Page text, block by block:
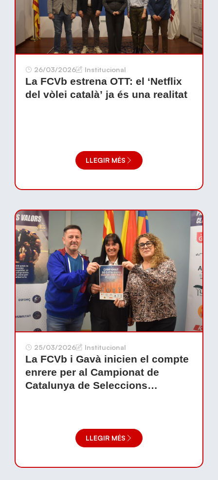
26/03/2026 Institucional
La FCVb estrena OTT: el ‘Netflix
del vòlei català’ ja és una realitat
LLEGIR MÉS
25/03/2026 Institucional
La FCVb i Gavà inicien el compte
enrere per al Campionat de
Catalunya de Seleccions
LLEGIR MÉS